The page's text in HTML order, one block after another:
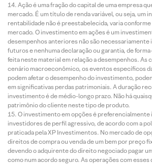
Ação é uma fração do capital de uma empresa
mercado. É um título de renda variável, ou seja, um
rentabilidade não é preestabelecida, varia
mercado. O investimento em ações é um
desempenhos anteriores não são
futuros e nenhuma declaração ou garantia, de
feita neste material em relação a desempenhos. As
cenário macroeconômico, os eventos específicos
podem afetar o desempenho do investimento,
em significativas perdas patrimoniais. A duração
investimento é de médio-longo prazo. Não há
patrimônio do cliente neste tipo de produto.
O investimento em opções é preferencialmente
investidores de perfil agressivo, de acordo com a
praticada pela XP Investimentos. No mercado de
direitos de compra ou venda de um bem por preço
devendo o adquirente do direito negociado pagar
como num acordo seguro. As operações com esses